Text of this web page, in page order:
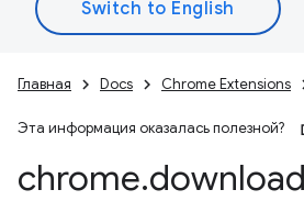
Главная Docs Chrome Extensions
Эта информация оказалась полезной?
chrome.